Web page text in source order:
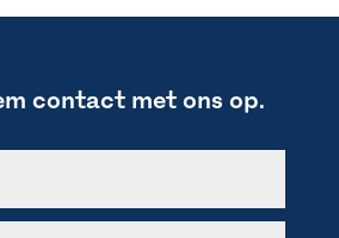
contact met ons op.